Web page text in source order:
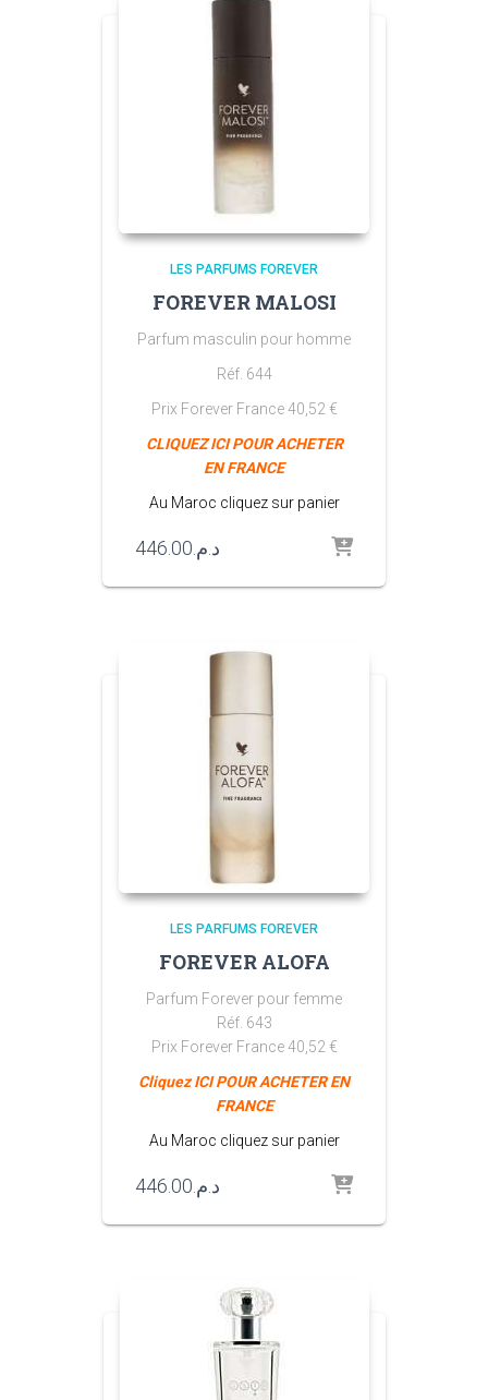
LES PARFUMS FOREVER
FOREVER MALOSI
Parfum masculin pour homme
Réf. 644
Prix Forever France 40,52 €
CLIQUEZICI POUR ACHETER
EN FRANCE
Au Maroc cliquez sur panier
د.م.446.00
LES PARFUMS FOREVER
FOREVER ALOFA
Parfum Forever pour femme
Réf. 643
Prix Forever France 40,52 €
CliquezICI POUR ACHETER EN
FRANCE
Au Maroc cliquez sur panier
د.م.446.00